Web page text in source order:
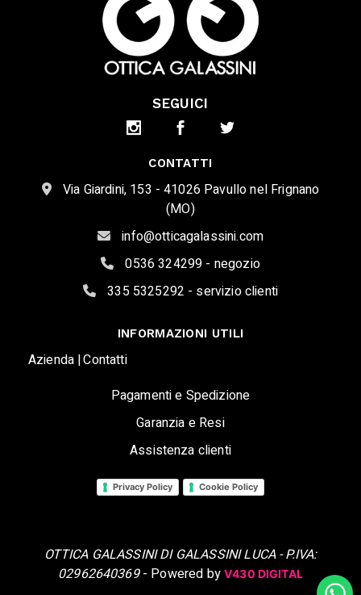
SEGUICI
CONTATTI
Via Giardini, 153 - 41026 Pavullo nel Frignano
(MO)
info@otticagalassini.com
0536 324299 - negozio
335 5325292 - servizio clienti
INFORMAZIONI UTILI
Azienda |Contatti
Pagamenti e Spedizione
Garanzia e Resi
Assistenza clienti
Privacy Policy Cookie Policy
OTTICA GALASSINI DI GALASSINI LUCA - P.IVA:
02962640369- Powered byV430 DIGITAL